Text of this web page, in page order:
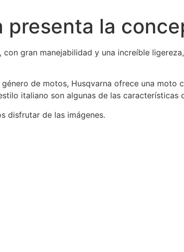
presenta la
gran manejabilidad y una increíble
de motos, Husqvarna ofrece una
italiano son algunas de las
disfrutar de las imágenes.